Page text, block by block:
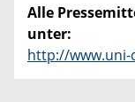
Alle
unter:
http://